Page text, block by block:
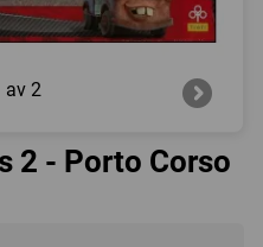
av 2
2 - Porto Corso